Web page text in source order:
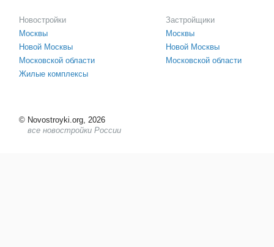
Новостройки
Москвы
Новой Москвы
Московской области
Жилые комплексы
Застройщики
Москвы
Новой Москвы
Московской области
© Novostroyki.org, 2026
все новостройки России